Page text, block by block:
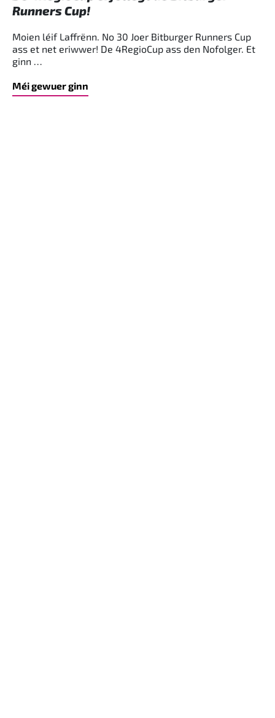
Runners Cup!
Moien léif Laffrënn. No 30 Joer Bitburger Runners Cup
ass et net eriwwer! De 4RegioCup ass den Nofolger. Et
ginn …
Méi gewuer ginn